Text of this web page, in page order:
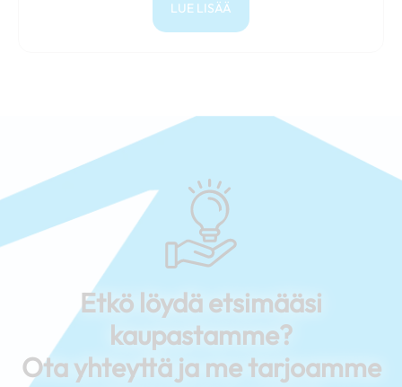
LUE LISÄÄ
Etkö löydä etsimääsi
kaupastamme?
Ota yhteyttä ja me tarjoamme